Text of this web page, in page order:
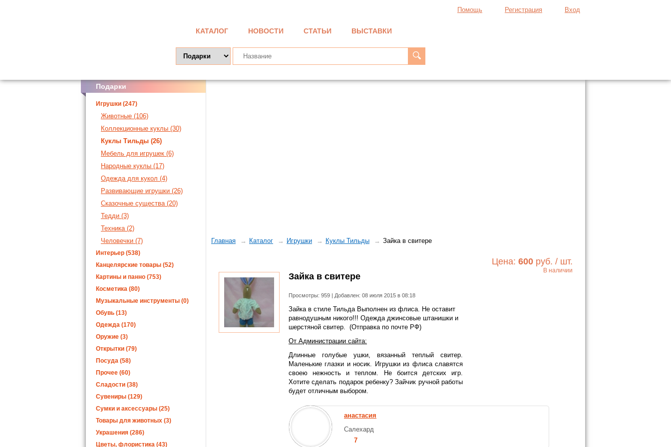
КАТАЛОГ НОВОСТИ СТАТЬИ ВЫСТАВКИ
Помощь Регистрация Вход
Главная Каталог Игрушки Куклы Тильды Зайка в свитере
Зайка в свитере
Просмотры: 959 | Добавлен: 08 июля 2015 в 08:18
Зайка в стиле Тильда Выполнен из флиса. Не оставит
равнодушным никого!!! Одежда джинсовые штанишки и
шерстяной свитер. (Отправка по почте РФ)
От Администрации сайта:
Длинные голубые ушки, вязанный теплый свитер.
Маленькие глазки и носик. Игрушки из флиса славятся
своею нежность и теплом. Не боится детских игр.
Хотите сделать подарок ребенку? Зайчик ручной работы
будет отличным выбором.
анастасия
Салехард
7
Цена: 600 руб. / шт.
В наличии
Подарки
Игрушки (247)
Животные (106)
Коллекционные куклы (30)
Куклы Тильды (26)
Мебель для игрушек (6)
Народные куклы (17)
Одежда для кукол (4)
Развивающие игрушки (26)
Сказочные существа (20)
Тедди (3)
Техника (2)
Человечки (7)
Интерьер (538)
Канцелярские товары (52)
Картины и панно (753)
Косметика (80)
Музыкальные инструменты (0)
Обувь (13)
Одежда (170)
Оружие (3)
Открытки (79)
Посуда (58)
Прочее (60)
Сладости (38)
Сувениры (129)
Сумки и аксессуары (25)
Товары для животных (3)
Украшения (286)
Цветы, флористика (43)